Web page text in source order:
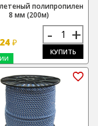
полипропилен
8 мм (200м)
24₽ - +
КУПИТЬ